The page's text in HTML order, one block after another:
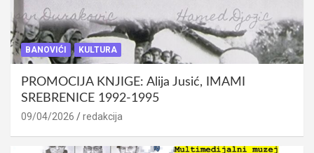
BANOVIĆI KULTURA
PROMOCIJA KNJIGE: Alija Jusić, IMAMI
SREBRENICE 1992-1995
09/04/2026 redakcija